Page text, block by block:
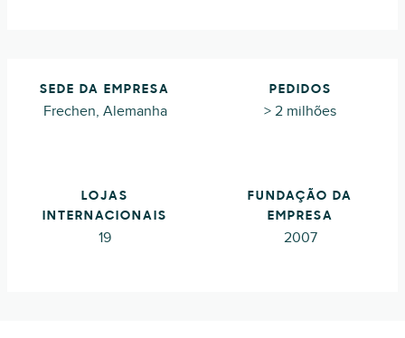
SEDE DA EMPRESA
Frechen, Alemanha
PEDIDOS
> 2 milhões
LOJAS
INTERNACIONAIS
19
FUNDAÇÃO DA
EMPRESA
2007